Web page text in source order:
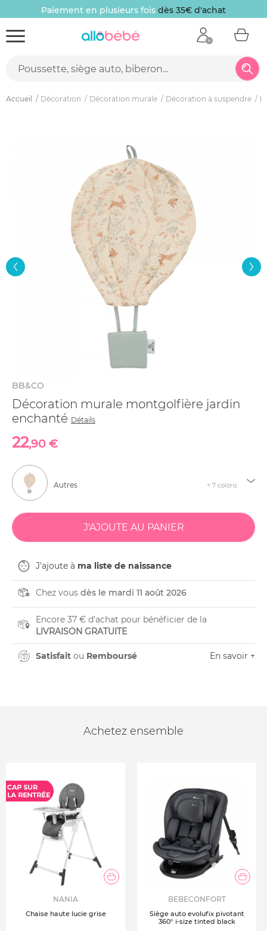
Paiement en plusieurs fois dès 35€ d'achat
Accueil Décoration Décoration murale Décoration à suspendre
BB&CO
Décoration murale montgolfière jardin
enchanté Détails
22,90 €
Autres + 7 coloris
J'ajoute à ma liste de naissance
Chez vous dès le mardi 11 août 2026
Encore 37 € d'achat pour bénéficier de la
LIVRAISON GRATUITE
Satisfait ou Remboursé En savoir +
Achetez ensemble
NANIA
Chaise haute lucie grise
BEBECONFORT
Siège auto evolufix pivotant
360° i-size tinted black